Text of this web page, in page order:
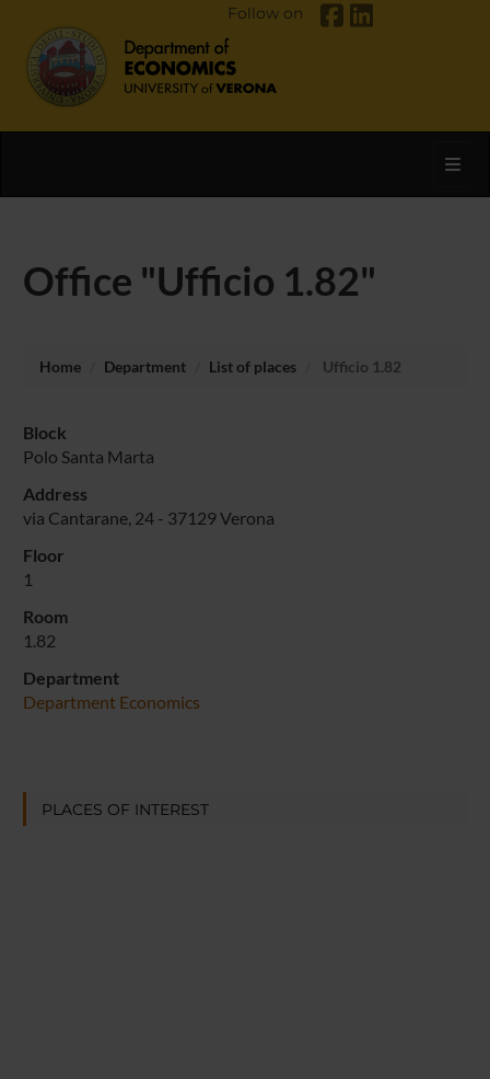
Follow on
Office "Ufficio 1.82"
Home Department List of places Ufficio 1.82
Block
Polo Santa Marta
Address
via Cantarane, 24 - 37129 Verona
Floor
1
Room
1.82
Department
Department Economics
PLACES OF INTEREST